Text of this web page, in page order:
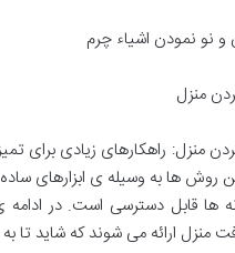
و نو نمودن اشیاء چرم‌
منزل
منزل: راهکارهای زیادی برای
روش ها به وسیله ی ابزارهای
ها قابل دسترسی است. در
منزل ارائه می شوند که شاید تا